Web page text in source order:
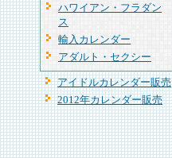
ハワイアン・フラダン
ス
輸入カレンダー
アダルト・セクシー
アイドルカレンダー販売
2012年カレンダー販売